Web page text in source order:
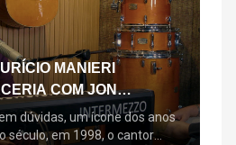
MANIERI
COM JON
DE "BEM QUERER" E
dúvidas, um ícone dos anos
século, em 1998, o cantor